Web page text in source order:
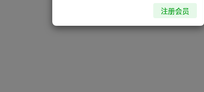
注册会员